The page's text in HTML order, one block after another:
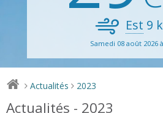
Est 9
Samedi 08 août 2026
> Actualités > 2023
Actualités - 2023